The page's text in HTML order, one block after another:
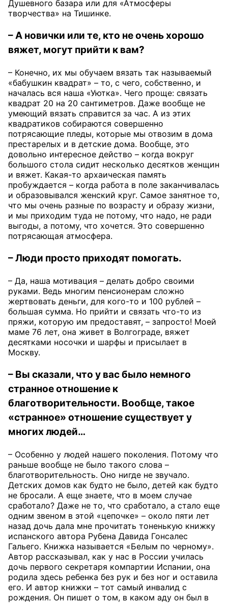
Душевного базара или для «Атмосферы
творчества» на Тишинке.
– А новички или те, кто не очень хорошо
вяжет, могут прийти к вам?
– Конечно, их мы обучаем вязать так называемый
«бабушкин квадрат» – то, с чего, собственно, и
началась вся наша «Уютка». Чего проще: связать
квадрат 20 на 20 сантиметров. Даже вообще не
умеющий вязать справится за час. А из этих
квадратиков собираются совершенно
потрясающие пледы, которые мы отвозим в дома
престарелых и в детские дома. Вообще, это
довольно интересное действо – когда вокруг
большого стола сидит несколько десятков женщин
и вяжет. Какая-то архаическая память
пробуждается – когда работа в поле заканчивалась
и образовывался женский круг. Самое занятное то,
что мы очень разные по возрасту и образу жизни,
и мы приходим туда не потому, что надо, не ради
выгоды, а потому, что хочется. Это совершенно
потрясающая атмосфера.
– Люди просто приходят помогать.
– Да, наша мотивация – делать добро своими
руками. Ведь многим пенсионерам сложно
жертвовать деньги, для кого-то и 100 рублей –
большая сумма. Но прийти и связать что-то из
пряжи, которую им предоставят, – запросто! Моей
маме 76 лет, она живет в Волгограде, вяжет
десятками носочки и шарфы и присылает в
Москву.
– Вы сказали, что у вас было немного
странное отношение к
благотворительности. Вообще, такое
«странное» отношение существует у
многих людей…
– Особенно у людей нашего поколения. Потому что
раньше вообще не было такого слова –
благотворительность. Оно нигде не звучало.
Детских домов как будто не было, детей как будто
не бросали. А еще знаете, что в моем случае
сработало? Даже не то, что сработало, а стало еще
одним звеном в этой «цепочке» – около пяти лет
назад дочь дала мне прочитать тоненькую книжку
испанского автора Рубена Давида Гонсалес
Гальего. Книжка называется «Белым по черному».
Автор рассказывал, как у нас в России училась
дочь первого секретаря компартии Испании, она
родила здесь ребенка без рук и без ног и оставила
его. И автор книжки – тот самый инвалид с
рождения. Он пишет о том, в каком аду он был в